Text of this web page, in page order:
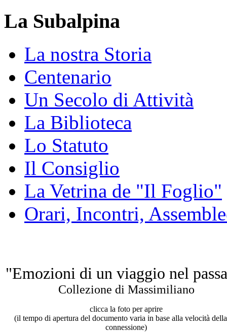
La Subalpina
La nostra Storia
Centenario
Un Secolo di Attività
La Biblioteca
Lo Statuto
Il Consiglio
La Vetrina de "Il Foglio"
Orari, Incontri,
"Emozioni di un viaggio nel
Collezione di Massimiliano
clicca la foto per aprire
(il tempo di apertura del documento varia in base alla velocità
connessione)